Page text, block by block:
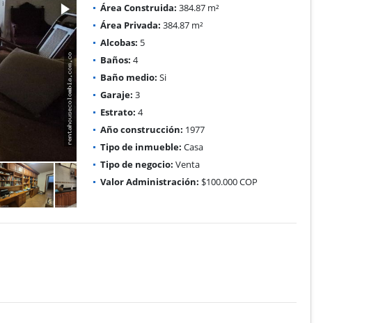
Área Construida: 384.87 m²
Área Privada: 384.87 m²
Alcobas: 5
Baños: 4
Baño medio: Si
Garaje: 3
Estrato: 4
Año construcción: 1977
Tipo de inmueble: Casa
Tipo de negocio: Venta
Valor Administración: $100.000 COP